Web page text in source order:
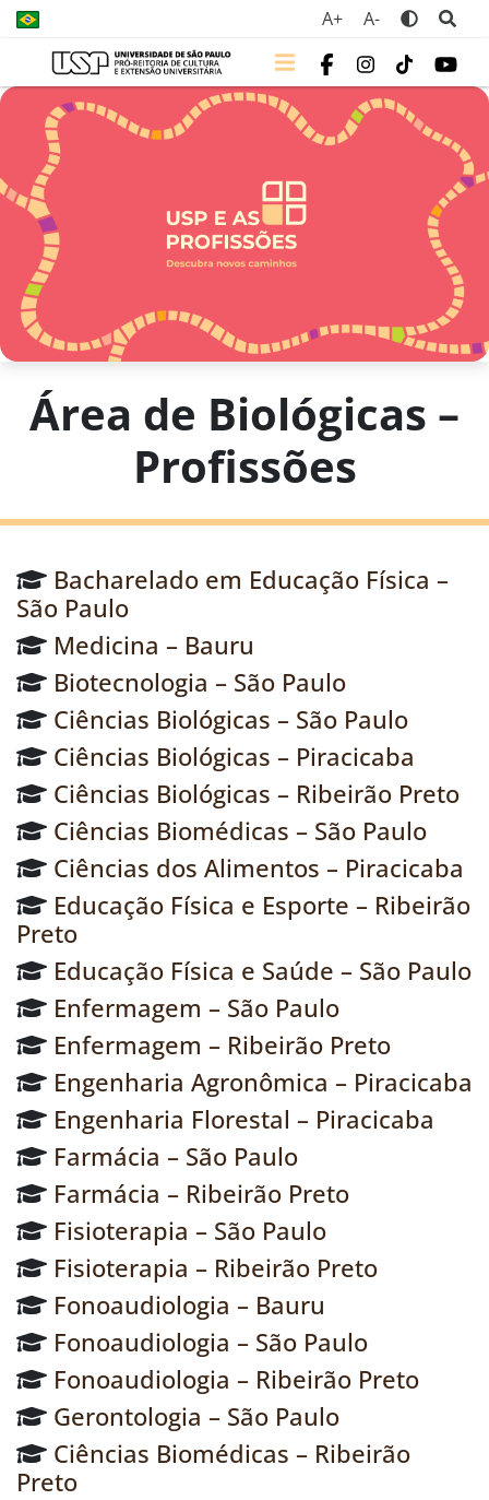
A+ A-
Área de Biológicas –
Profissões
Bacharelado em Educação Física –
São Paulo
Medicina – Bauru
Biotecnologia – São Paulo
Ciências Biológicas – São Paulo
Ciências Biológicas – Piracicaba
Ciências Biológicas – Ribeirão Preto
Ciências Biomédicas – São Paulo
Ciências dos Alimentos – Piracicaba
Educação Física e Esporte – Ribeirão
Preto
Educação Física e Saúde – São Paulo
Enfermagem – São Paulo
Enfermagem – Ribeirão Preto
Engenharia Agronômica – Piracicaba
Engenharia Florestal – Piracicaba
Farmácia – São Paulo
Farmácia – Ribeirão Preto
Fisioterapia – São Paulo
Fisioterapia – Ribeirão Preto
Fonoaudiologia – Bauru
Fonoaudiologia – São Paulo
Fonoaudiologia – Ribeirão Preto
Gerontologia – São Paulo
Ciências Biomédicas – Ribeirão
Preto